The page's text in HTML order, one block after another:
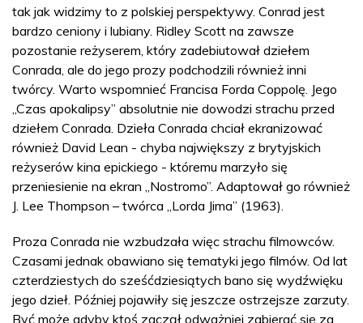
tak jak widzimy to z polskiej perspektywy. Conrad jest
bardzo ceniony i lubiany. Ridley Scott na zawsze
pozostanie reżyserem, który zadebiutował dziełem
Conrada, ale do jego prozy podchodzili również inni
twórcy. Warto wspomnieć Francisa Forda Coppolę. Jego
„Czas apokalipsy” absolutnie nie dowodzi strachu przed
dziełem Conrada. Dzieła Conrada chciał ekranizować
również David Lean - chyba największy z brytyjskich
reżyserów kina epickiego - któremu marzyło się
przeniesienie na ekran „Nostromo”. Adaptował go również
J. Lee Thompson – twórca „Lorda Jima” (1963).
Proza Conrada nie wzbudzała więc strachu filmowców.
Czasami jednak obawiano się tematyki jego filmów. Od lat
czterdziestych do sześćdziesiątych bano się wydźwięku
jego dzieł. Później pojawiły się jeszcze ostrzejsze zarzuty.
Być może gdyby ktoś zaczął odważniej zabierać się za